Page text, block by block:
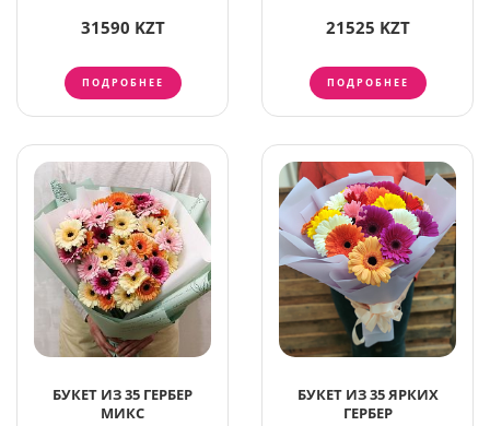
31590 KZT
ПОДРОБНЕЕ
21525 KZT
ПОДРОБНЕЕ
БУКЕТ ИЗ 35 ГЕРБЕР
МИКС
БУКЕТ ИЗ 35 ЯРКИХ
ГЕРБЕР